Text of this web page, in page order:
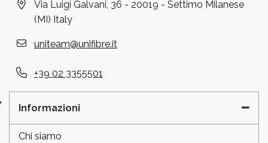
Via Luigi Galvani, 36 - 20019 - Settimo Milanese
(MI) Italy
uniteam@unifibre.it
+39 02 3355501
Informazioni
Chi siamo